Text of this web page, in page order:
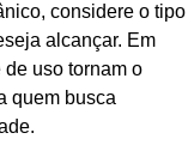
considere o tipo
alcançar. Em
uso tornam o
quem busca